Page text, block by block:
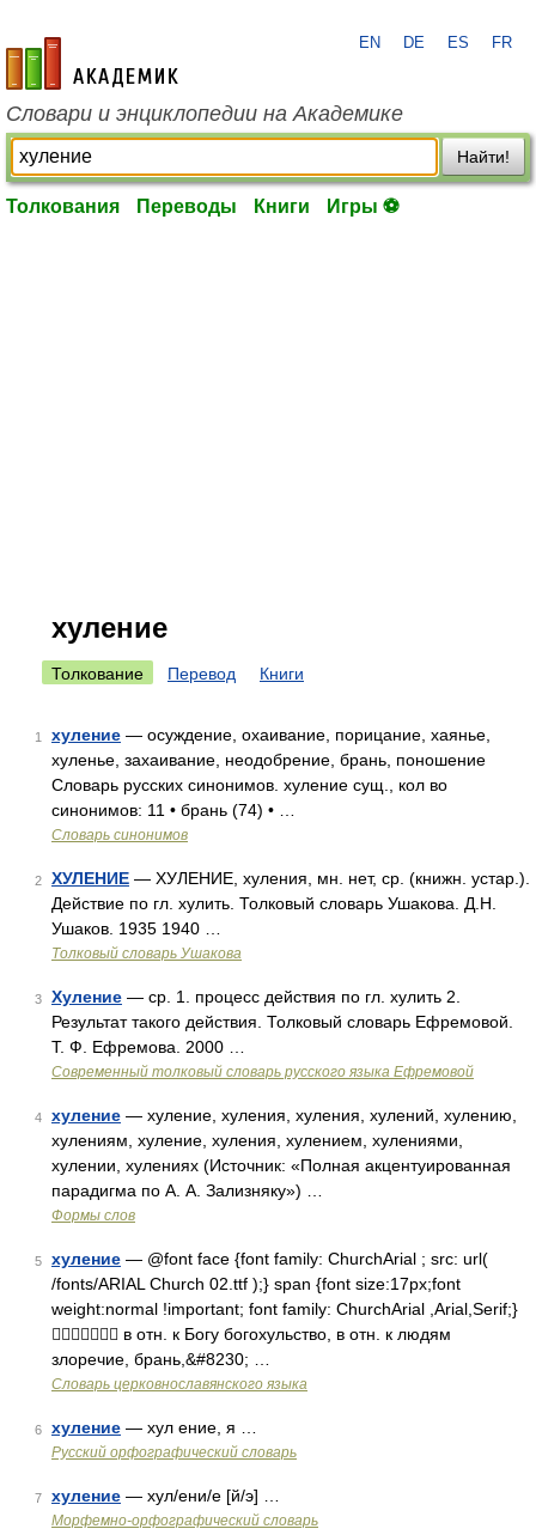
academic.ru
EN DE ES FR
Словари и энциклопедии на Академике
Найти!
Толкования Переводы Книги Игры ⚽
хуление
Толкование Перевод Книги
1 хуление — осуждение, охаивание, порицание, хаянье,
хуленье, захаивание, неодобрение, брань, поношение
Словарь русских синонимов. хуление сущ., кол во
синонимов: 11 • брань (74) • …
Словарь синонимов
2 ХУЛЕНИЕ — ХУЛЕНИЕ, хуления, мн. нет, ср. (книжн. устар.).
Действие по гл. хулить. Толковый словарь Ушакова. Д.Н.
Ушаков. 1935 1940 …
Толковый словарь Ушакова
3 Хуление — ср. 1. процесс действия по гл. хулить 2.
Результат такого действия. Толковый словарь Ефремовой.
Т. Ф. Ефремова. 2000 …
Современный толковый словарь русского языка Ефремовой
4 хуление — хуление, хуления, хуления, хулений, хулению,
хулениям, хуление, хуления, хулением, хулениями,
хулении, хулениях (Источник: «Полная акцентуированная
парадигма по А. А. Зализняку») …
Формы слов
5 хуление — @font face {font family: ChurchArial ; src: url(
/fonts/ARIAL Church 02.ttf );} span {font size:17px;font
weight:normal !important; font family: ChurchArial ,Arial,Serif;}
 в отн. к Богу богохульство, в отн. к людям
злоречие, брань,&#8230; …
Словарь церковнославянского языка
6 хуление — хул ение, я …
Русский орфографический словарь
7 хуление — хул/ени/е [й/э] …
Морфемно-орфографический словарь